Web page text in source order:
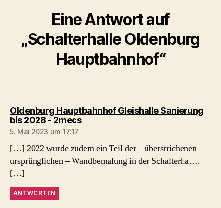
Eine Antwort auf
„Schalterhalle Oldenburg
Hauptbahnhof“
Oldenburg Hauptbahnhof Gleishalle Sanierung
bis 2028 - 2mecssagt:
5. Mai 2023 um 17:17
[…] 2022 wurde zudem ein Teil der – überstrichenen
ursprünglichen – Wandbemalung in der Schalterha….
[…]
ANTWORTEN